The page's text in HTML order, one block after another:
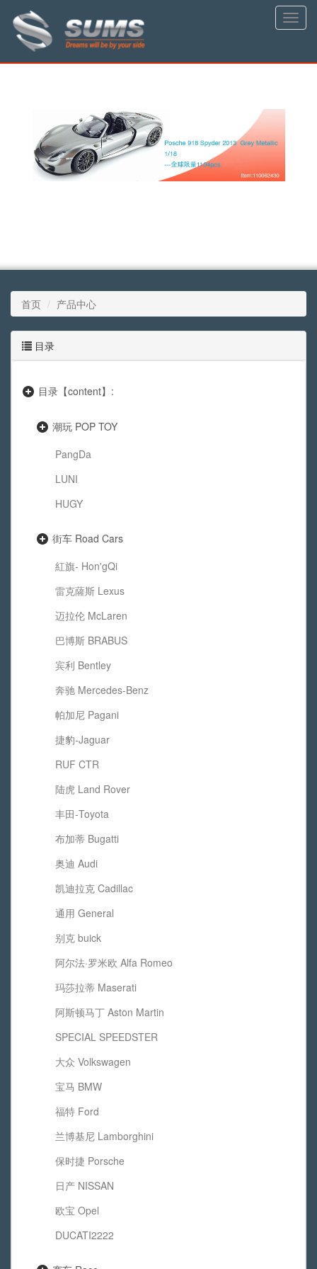
Toggle
首页 产品中心
目录
目录【content】:
潮玩 POP TOY
PangDa
LUNI
HUGY
街车 Road Cars
紅旗- Hon'gQi
雷克薩斯 Lexus
迈拉伦 McLaren
巴博斯 BRABUS
宾利 Bentley
奔驰 Mercedes-Benz
帕加尼 Pagani
捷豹-Jaguar
RUF CTR
陆虎 Land Rover
丰田-Toyota
布加蒂 Bugatti
奥迪 Audi
凯迪拉克 Cadillac
通用 General
别克 buick
阿尔法·罗米欧 Alfa Romeo
玛莎拉蒂 Maserati
阿斯顿马丁 Aston Martin
SPECIAL SPEEDSTER
大众 Volkswagen
宝马 BMW
福特 Ford
兰博基尼 Lamborghini
保时捷 Porsche
日产 NISSAN
欧宝 Opel
DUCATI2222